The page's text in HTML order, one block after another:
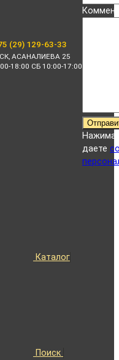
(29) 129-63-33
АСАНАЛИЕВА 25
18:00 СБ 10:00-17:00
даете
Каталог
Поиск